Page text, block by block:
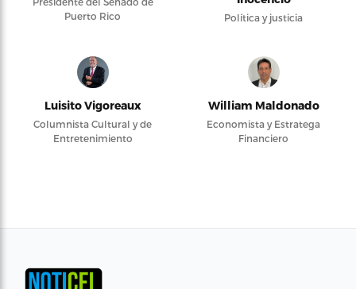
Puerto Rico
Política y justicia
Luisito Vigoreaux
Columnista Cultural y de
Entretenimiento
William Maldonado
Economista y Estratega
Financiero